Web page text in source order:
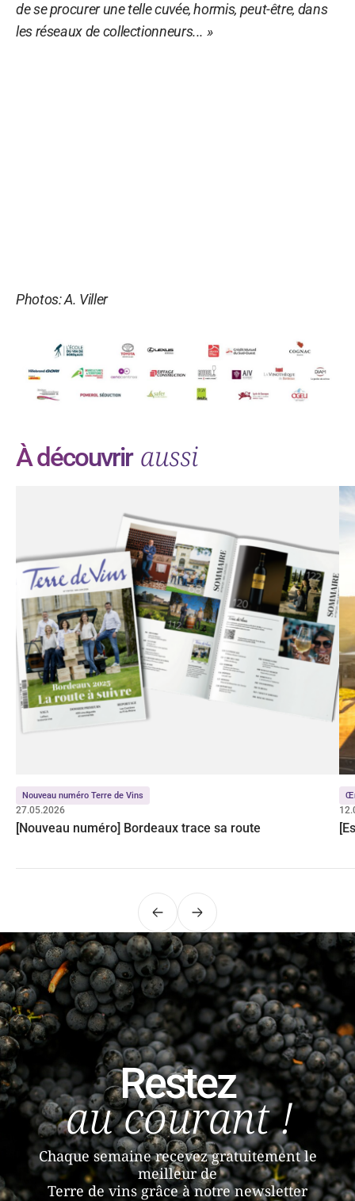
de se procurer une telle cuvée, hormis, peut-être, dans
les réseaux de collectionneurs... »
Photos: A. Viller
À découvrir aussi
Nouveau numéro Terre de Vins
27.05.2026
[Nouveau numéro] Bordeaux trace sa route
PrécédentSuivant
Restez
au courant !
Chaque semaine recevez gratuitement le
meilleur de
Terre de vins grâce à notre newsletter